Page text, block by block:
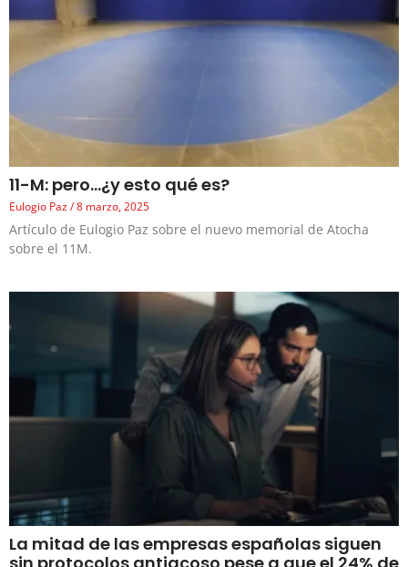
11-M: pero…¿y esto qué es?
Eulogio Paz 8 marzo, 2025
Artículo de Eulogio Paz sobre el nuevo memorial de Atocha
sobre el 11M.
La mitad de las empresas españolas siguen